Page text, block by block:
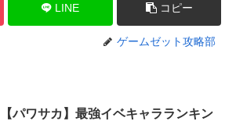
LINE コピー
ゲームゼット攻略部
【パワサカ】最強イベキャラランキン